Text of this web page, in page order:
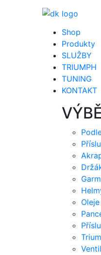
Shop
Produkty
SLUŽBY
TRIUMPH
TUNING
KONTAKT